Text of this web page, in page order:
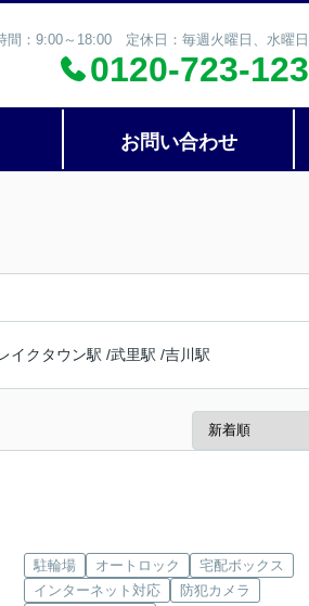
間：9:00～18:00 定休日：毎週火曜日、水曜日
0120-723-123
お問い合わせ
イクタウン駅 /武里駅 /吉川駅
駐輪場 オートロック
宅配ボックス
インターネット対応
防犯カメラ